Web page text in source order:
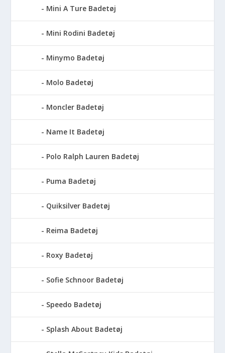
Mini A Ture Badetøj
Mini Rodini Badetøj
Minymo Badetøj
Molo Badetøj
Moncler Badetøj
Name It Badetøj
Polo Ralph Lauren Badetøj
Puma Badetøj
Quiksilver Badetøj
Reima Badetøj
Roxy Badetøj
Sofie Schnoor Badetøj
Speedo Badetøj
Splash About Badetøj